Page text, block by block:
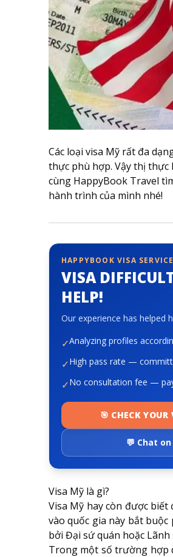
Các loại visa Mỹ rất đa
thực phù hợp. Vậy thị thực
cùng HappyBook Travel
hành trình của mình nhé!
HAPPYBOOK VISA
VISA
HELP!
Our experience has helped
✓Analyzing profiles
✓High pass rate —
✓No consultation fee —
🎯 CHECK YOUR
💬 Chat
Visa Mỹ là gì?
Visa Mỹ hay còn được
vào quốc gia này bắt
bởi Đại sứ quán hoặc
Trong một số trường hợp